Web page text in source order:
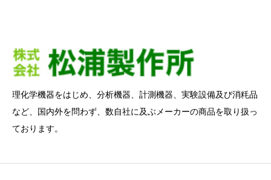
理化学機器をはじめ、分析機器、計測機器、実験設備及び消粍品
など、国内外を問わず、数自社に及ぶメーカーの商品を取り扱っ
ております。